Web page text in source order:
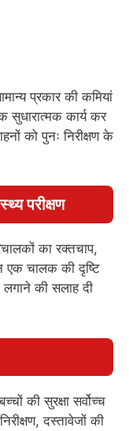
प्रकार की कमियां
सुधारात्मक कार्य कर
को पुनः निरीक्षण के
परीक्षण
का रक्तचाप,
एक चालक की दृष्टि
लगाने की सलाह दी
की सुरक्षा सर्वोच्च
दस्तावेजों की